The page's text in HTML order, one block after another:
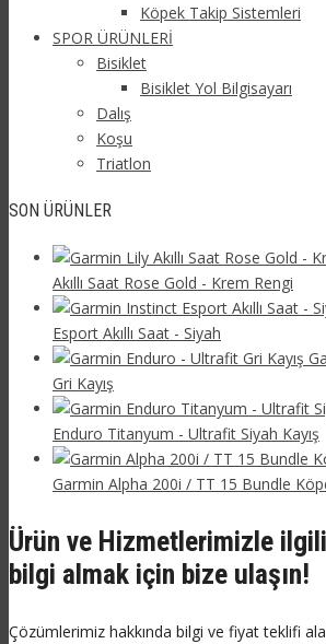
Köpek Takip Sistemleri
SPOR ÜRÜNLERİ
Bisiklet
Bisiklet Yol Bilgisayarı
Dalış
Koşu
Triatlon
SON ÜRÜNLER
Akıllı Saat Rose Gold - Krem Rengi
Esport Akıllı Saat - Siyah
Gri Kayış
Enduro Titanyum - Ultrafit Siyah Kayış
Garmin Alpha 200i / TT 15 Bundle
Ürün ve Hizmetlerimizle
bilgi almak için bize ulaşın!
Çözümlerimiz hakkında bilgi ve fiyat teklifi